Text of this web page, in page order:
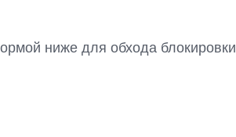
ниже для обхода блокировки